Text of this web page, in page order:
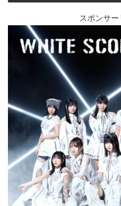
スポンサー